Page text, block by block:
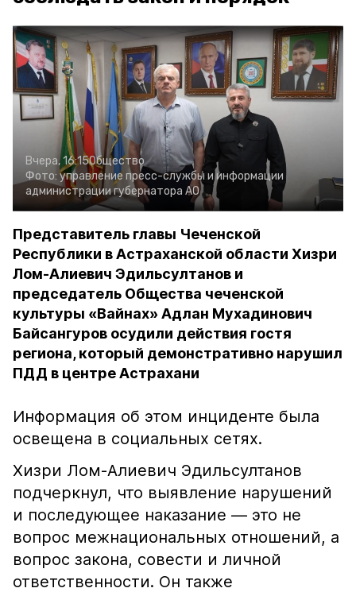
Вчера, 16:15Общество
Фото: управление пресс-службы и информации
администрации губернатора АО
Представитель главы Чеченской
Республики в Астраханской области Хизри
Лом-Алиевич Эдильсултанов и
председатель Общества чеченской
культуры «Вайнах» Адлан Мухадинович
Байсангуров осудили действия гостя
региона, который демонстративно нарушил
ПДД в центре Астрахани
Информация об этом инциденте была
освещена в социальных сетях.
Хизри Лом-Алиевич Эдильсултанов
подчеркнул, что выявление нарушений
и последующее наказание — это не
вопрос межнациональных отношений, а
вопрос закона, совести и личной
ответственности. Он также